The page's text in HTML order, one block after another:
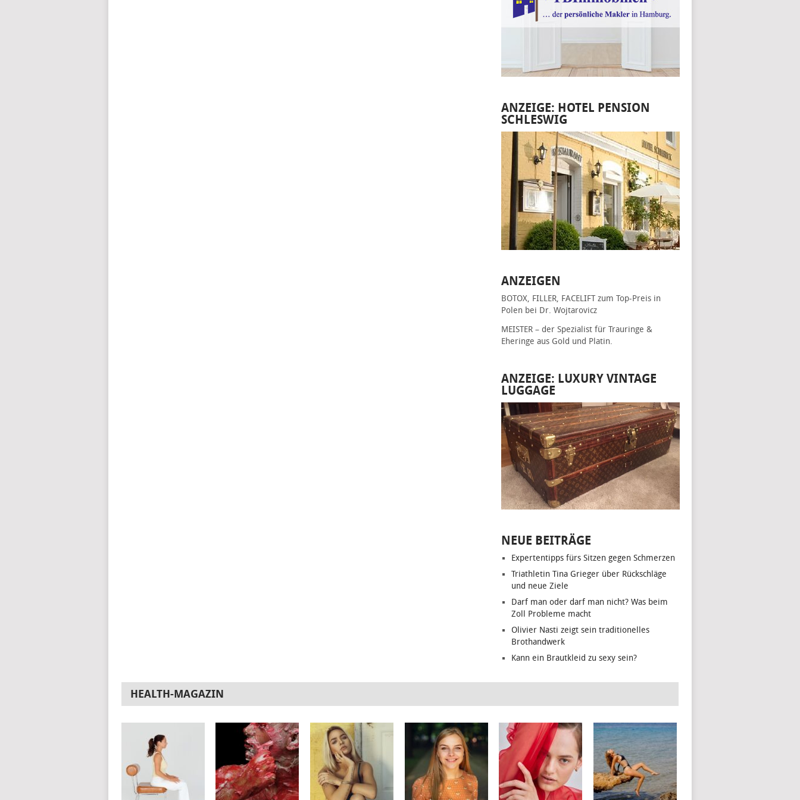
ANZEIGE: HOTEL PENSION
SCHLESWIG
ANZEIGEN
BOTOX, FILLER, FACELIFT zum Top-Preis in
Polen bei Dr. Wojtarovicz
MEISTER – der Spezialist für Trauringe &
Eheringe aus Gold und Platin.
ANZEIGE: LUXURY VINTAGE
LUGGAGE
NEUE BEITRÄGE
Expertentipps fürs Sitzen gegen Schmerzen
Triathletin Tina Grieger über Rückschläge
und neue Ziele
Darf man oder darf man nicht? Was beim
Zoll Probleme macht
Olivier Nasti zeigt sein traditionelles
Brothandwerk
Kann ein Brautkleid zu sexy sein?
HEALTH-MAGAZIN